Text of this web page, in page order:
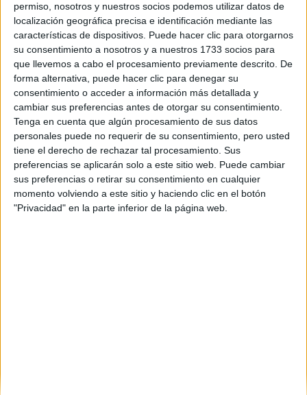
permiso, nosotros y nuestros socios podemos utilizar datos de
localización geográfica precisa e identificación mediante las
características de dispositivos. Puede hacer clic para otorgarnos
su consentimiento a nosotros y a nuestros 1733 socios para
que llevemos a cabo el procesamiento previamente descrito. De
forma alternativa, puede hacer clic para denegar su
consentimiento o acceder a información más detallada y
cambiar sus preferencias antes de otorgar su consentimiento.
Tenga en cuenta que algún procesamiento de sus datos
personales puede no requerir de su consentimiento, pero usted
tiene el derecho de rechazar tal procesamiento. Sus
preferencias se aplicarán solo a este sitio web. Puede cambiar
sus preferencias o retirar su consentimiento en cualquier
momento volviendo a este sitio y haciendo clic en el botón
"Privacidad" en la parte inferior de la página web.
Blog de Malen
Comentarios
nessy
RRII
Holaa!! Eres la primera persona que escucho que también quiere
estudiar RRII. Verás yo estoy en 2º de bach y me llama mucho